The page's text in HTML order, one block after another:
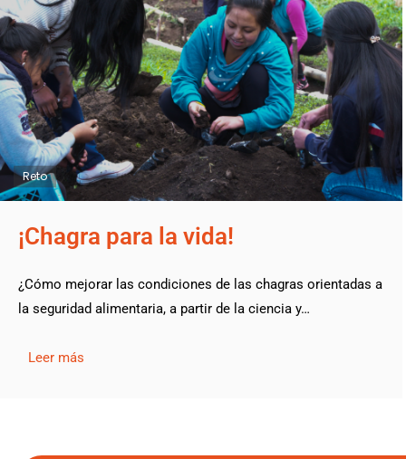
Reto
¡Chagra para la vida!
¿Cómo mejorar las condiciones de las chagras orientadas a
la seguridad alimentaria, a partir de la ciencia y…
Leer más